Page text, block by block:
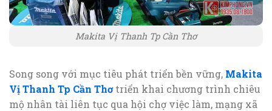
Makita Vị Thanh Tp Cần Thơ
Song song với mục tiêu phát triển bền vững, Makita
Vị Thanh Tp Cần Thơtriển khai chương trình chiêu
mộ nhân tài liên tục qua hội chợ việc làm, mạng xã